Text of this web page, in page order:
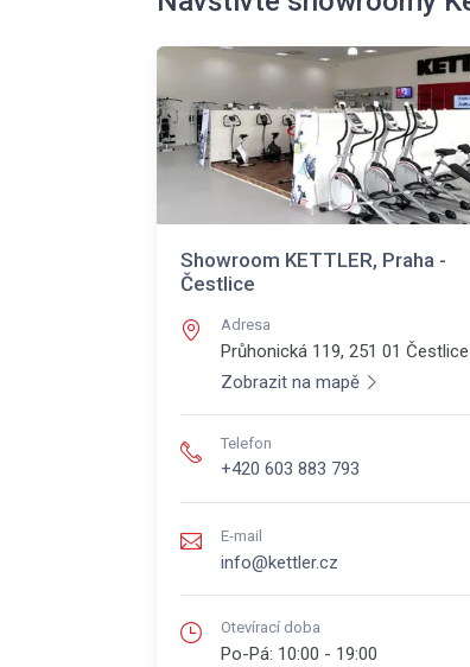
Showroom KETTLER, Praha -
Čestlice
Adresa
Průhonická 119, 251 01 Čestlice
Zobrazit na mapě
Telefon
+420 603 883 793
E-mail
info@kettler.cz
Otevírací doba
Po-Pá: 10:00 - 19:00